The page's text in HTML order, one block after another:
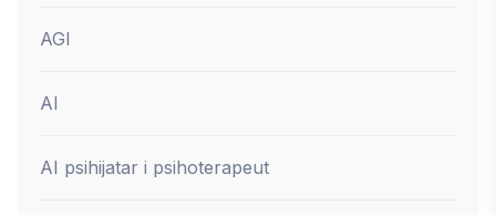
AGI
AI
AI psihijatar i psihoterapeut